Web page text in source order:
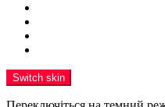
Switch skin